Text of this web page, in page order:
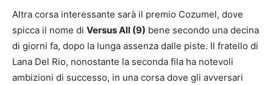
Altra corsa interessante sarà il premio Cozumel, dove
spicca il nome di Versus All (9) bene secondo una decina
di giorni fa, dopo la lunga assenza dalle piste. Il fratello di
Lana Del Rio, nonostante la seconda fila ha notevoli
ambizioni di successo, in una corsa dove gli avversari